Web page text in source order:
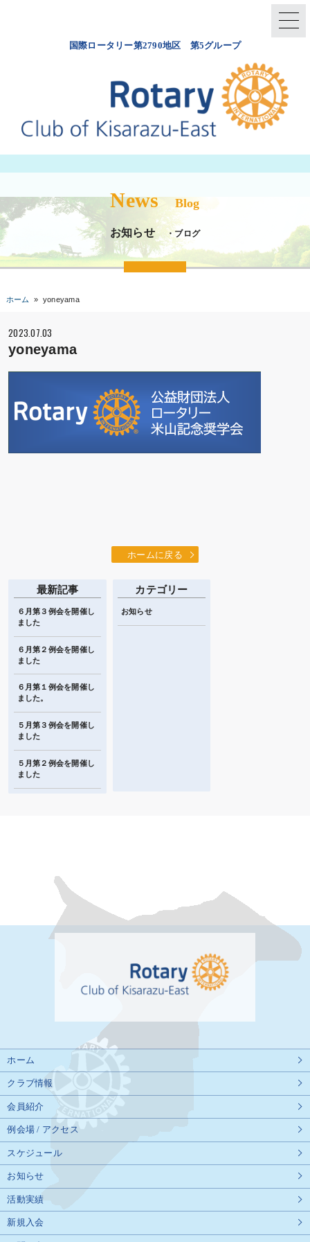
国際ロータリー第2790地区 第5グループ
News Blog
お知らせ ・ブログ
ホーム » yoneyama
2023.07.03
yoneyama
ホームに戻る
最新記事
６月第３例会を開催し
ました
６月第２例会を開催し
ました
６月第１例会を開催し
ました。
５月第３例会を開催し
ました
５月第２例会を開催し
ました
カテゴリー
お知らせ
ホーム
クラブ情報
会員紹介
例会場 / アクセス
スケジュール
お知らせ
活動実績
新規入会